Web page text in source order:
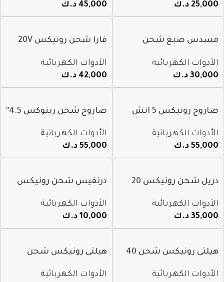
25,000 د.ك
45,000 د.ك
مسدس صبغ شحن
الأدوات الكهربائية
30,000 د.ك
فارا شحن رونيكس 20V
الأدوات الكهربائية
42,000 د.ك
صاروخ رونيكس 5 انش
الأدوات الكهربائية
55,000 د.ك
صاروخ شحن رينوكس 4.5″
الأدوات الكهربائية
55,000 د.ك
دريل شحن رونيكس 20
موديل 8620
الأدوات الكهربائية
35,000 د.ك
درنفيس شحن رونيكس
الأدوات الكهربائية
10,000 د.ك
هيلتى رونيكس شحن 40
مللي موديل 8910
الأدوات الكهربائية
هيلتى رونيكس شحن
الأدوات الكهربائية